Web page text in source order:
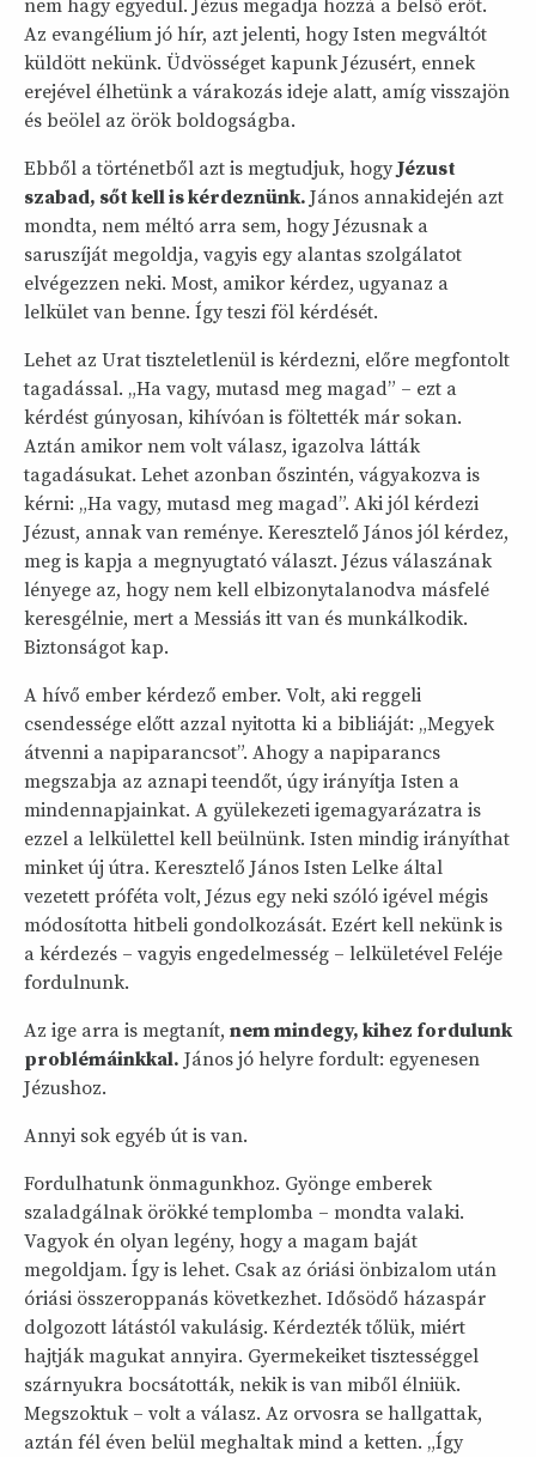
nem hagy egyedül. Jézus megadja hozzá a belső erőt.
Az evangélium jó hír, azt jelenti, hogy Isten megváltót
küldött nekünk. Üdvösséget kapunk Jézusért, ennek
erejével élhetünk a várakozás ideje alatt, amíg visszajön
és beölel az örök boldogságba.
Ebből a történetből azt is megtudjuk, hogyJézust
szabad, sőt kell is kérdeznünk. János annakidején azt
mondta, nem méltó arra sem, hogy Jézusnak a
saruszíját megoldja, vagyis egy alantas szolgálatot
elvégezzen neki. Most, amikor kérdez, ugyanaz a
lelkület van benne. Így teszi föl kérdését.
Lehet az Urat tiszteletlenül is kérdezni, előre megfontolt
tagadással. „Ha vagy, mutasd meg magad” – ezt a
kérdést gúnyosan, kihívóan is föltették már sokan.
Aztán amikor nem volt válasz, igazolva látták
tagadásukat. Lehet azonban őszintén, vágyakozva is
kérni: „Ha vagy, mutasd meg magad”. Aki jól kérdezi
Jézust, annak van reménye. Keresztelő János jól kérdez,
meg is kapja a megnyugtató választ. Jézus válaszának
lényege az, hogy nem kell elbizonytalanodva másfelé
keresgélnie, mert a Messiás itt van és munkálkodik.
Biztonságot kap.
A hívő ember kérdező ember. Volt, aki reggeli
csendessége előtt azzal nyitotta ki a bibliáját: „Megyek
átvenni a napiparancsot”. Ahogy a napiparancs
megszabja az aznapi teendőt, úgy irányítja Isten a
mindennapjainkat. A gyülekezeti igemagyarázatra is
ezzel a lelkülettel kell beülnünk. Isten mindig irányíthat
minket új útra. Keresztelő János Isten Lelke által
vezetett próféta volt, Jézus egy neki szóló igével mégis
módosította hitbeli gondolkozását. Ezért kell nekünk is
a kérdezés – vagyis engedelmesség – lelkületével Feléje
fordulnunk.
Az ige arra is megtanít, nem mindegy, kihez fordulunk
problémáinkkal. János jó helyre fordult: egyenesen
Jézushoz.
Annyi sok egyéb út is van.
Fordulhatunk önmagunkhoz. Gyönge emberek
szaladgálnak örökké templomba – mondta valaki.
Vagyok én olyan legény, hogy a magam baját
megoldjam. Így is lehet. Csak az óriási önbizalom után
óriási összeroppanás következhet. Idősödő házaspár
dolgozott látástól vakulásig. Kérdezték tőlük, miért
hajtják magukat annyira. Gyermekeiket tisztességgel
szárnyukra bocsátották, nekik is van miből élniük.
Megszoktuk – volt a válasz. Az orvosra se hallgattak,
aztán fél éven belül meghaltak mind a ketten. „Így